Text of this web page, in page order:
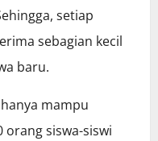
setiap
sebagian kecil
baru.
mampu
siswa-siswi